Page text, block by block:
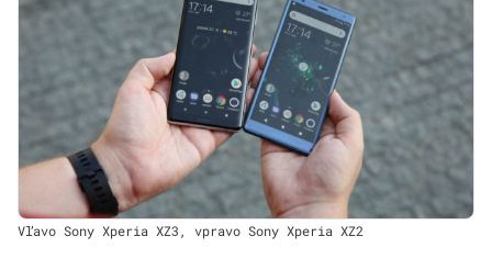
Vľavo Sony Xperia XZ3, vpravo Sony Xperia XZ2